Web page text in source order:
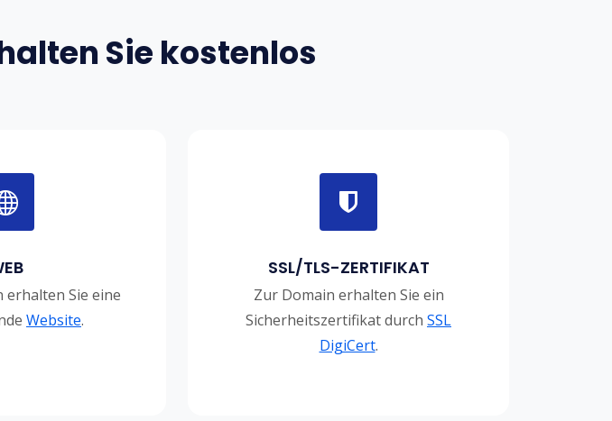
Sie kostenlos
erhalten Sie eine
Website.
SSL/TLS-ZERTIFIKAT
Zur Domain erhalten Sie ein
Sicherheitszertifikat durch SSL
DigiCert.